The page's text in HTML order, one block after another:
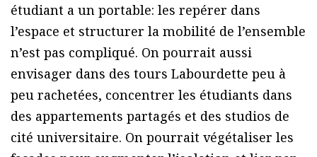
étudiant a un portable: les repérer dans
l’espace et structurer la mobilité de l’ensemble
n’est pas compliqué. On pourrait aussi
envisager dans des tours Labourdette peu à
peu rachetées, concentrer les étudiants dans
des appartements partagés et des studios de
cité universitaire. On pourrait végétaliser les